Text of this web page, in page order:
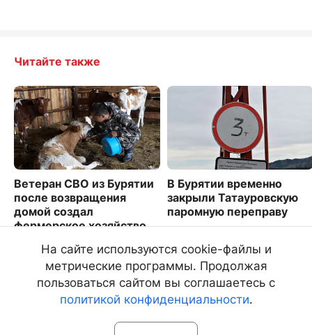
Читайте также
Ветеран СВО из Бурятии
после возвращения
домой создал
фермерское хозяйство
4003
В Бурятии временно
закрыли Татауровскую
паромную переправу
На сайте используются cookie-файлы и
метрические программы. Продолжая
пользоваться сайтом вы соглашаетесь с
политикой конфиденциальности.